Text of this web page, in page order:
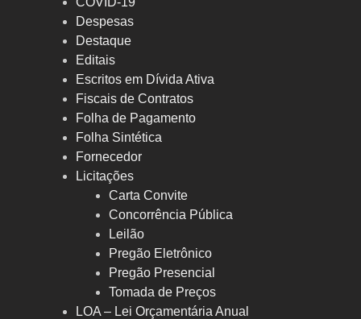
Despesas
Destaque
Editais
Escritos em Dívida Ativa
Fiscais de Contratos
Folha de Pagamento
Folha Sintética
Fornecedor
Licitações
Carta Convite
Concorrência Pública
Leilão
Pregão Eletrônico
Pregão Presencial
Tomada de Preços
LOA – Lei Orçamentária Anual